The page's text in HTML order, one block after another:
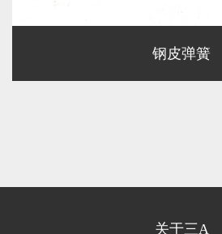
钢皮弹簧
关于三A